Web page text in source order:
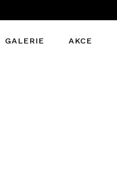
GALERIE AKCE